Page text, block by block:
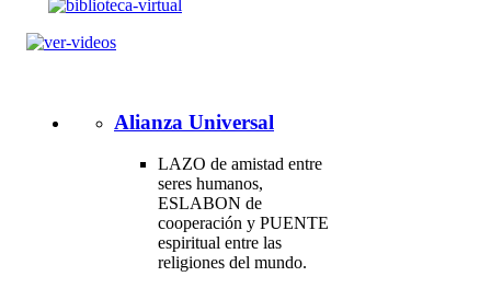
Alianza Universal
LAZO de amistad entre
seres humanos,
ESLABON de
cooperación y PUENTE
espiritual entre las
religiones del mundo.